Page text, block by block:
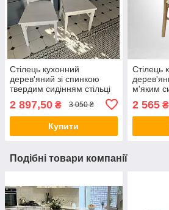
Стілець кухонний
дерев'яний зі спинкою
твердим сидінням стільці
кухонні обідні Райнес різні
кольори
2 897,50 ₴ 3 050 ₴
Купити
Стілець
м'яким
кухонні
кафе
2 565₴
Подібні товари компанії